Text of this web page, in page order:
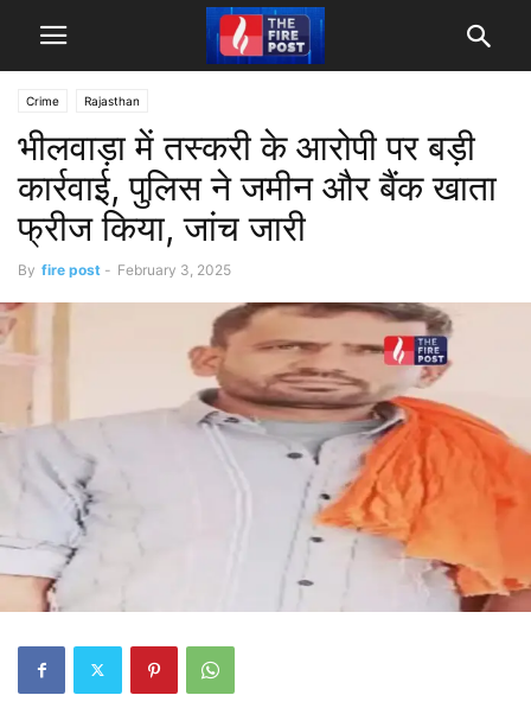
Crime Rajasthan
भीलवाड़ा में तस्करी के आरोपी पर बड़ी
कार्रवाई, पुलिस ने जमीन और बैंक खाता
फ्रीज किया, जांच जारी
By fire post - February 3, 2025